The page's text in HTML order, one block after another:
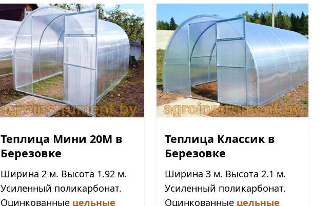
Теплица Мини 20М в
Березовке
Ширина 2 м. Высота 1.92 м.
Усиленный поликарбонат.
Оцинкованные цельные
Теплица Классик в
Березовке
Ширина 3 м. Высота 2.1 м.
Усиленный поликарбонат.
Оцинкованные цельные